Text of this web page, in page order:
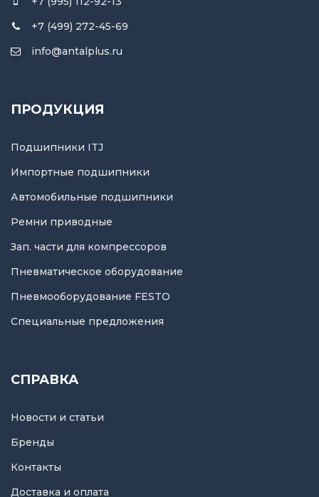
+7 (499) 272-45-69
info@antalplus.ru
ПРОДУКЦИЯ
Подшипники ITJ
Импортные подшипники
Автомобильные подшипники
Ремни приводные
Зап. части для компрессоров
Пневматическое оборудование
Пневмооборудование FESTO
Специальные предложения
СПРАВКА
Новости и статьи
Бренды
Контакты
Доставка и оплата